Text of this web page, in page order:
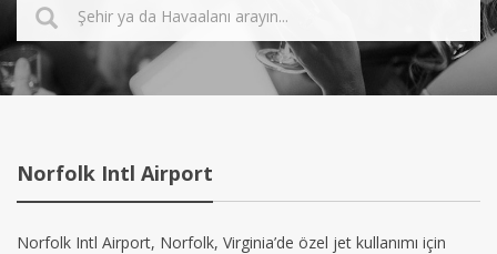
Norfolk Intl Airport
Norfolk Intl Airport, Norfolk, Virginia’de özel jet kullanımı için